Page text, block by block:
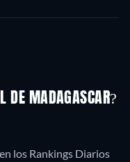
DE MADAGASCAR?
los Rankings Diarios